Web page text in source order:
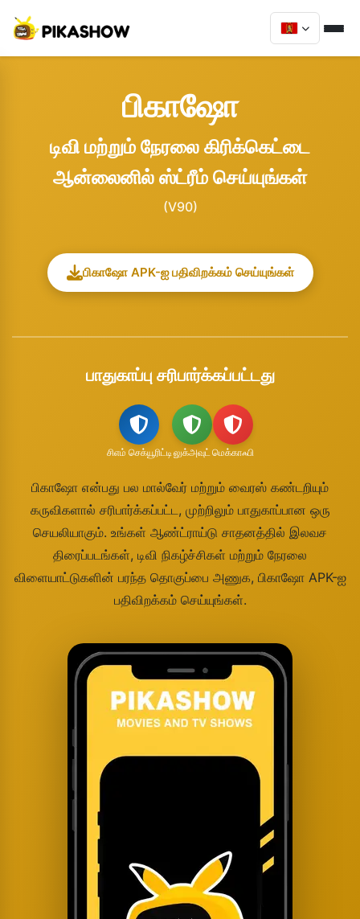
பிகாஷோ
டிவி மற்றும் நேரலை கிரிக்கெட்டை
ஆன்லைனில் ஸ்ட்ரீம் செய்யுங்கள்
(V90)
பிகாஷோ APK-ஐ பதிவிறக்கம் செய்யுங்கள்
பாதுகாப்பு சரிபார்க்கப்பட்டது
சிஎம் செக்யூரிட்டிலுக்அவுட்மெக்காஃபி
பிகாஷோ என்பது பல மால்வேர் மற்றும் வைரஸ் கண்டறியும்
கருவிகளால் சரிபார்க்கப்பட்ட, முற்றிலும் பாதுகாப்பான ஒரு
செயலியாகும். உங்கள் ஆண்ட்ராய்டு சாதனத்தில் இலவச
திரைப்படங்கள், டிவி நிகழ்ச்சிகள் மற்றும் நேரலை
விளையாட்டுகளின் பரந்த தொகுப்பை அணுக, பிகாஷோ APK-ஐ
பதிவிறக்கம் செய்யுங்கள்.